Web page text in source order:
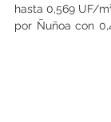
hasta 0,569 UF/
por Ñuñoa con